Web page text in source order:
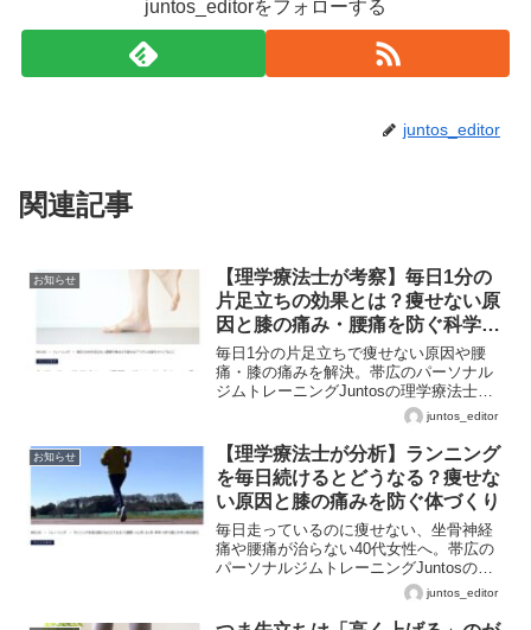
juntos_editorをフォローする
juntos_editor
関連記事
お知らせ
【理学療法士が考察】毎日1分の
片足立ちの効果とは？痩せない原
因と膝の痛み・腰痛を防ぐ科学的
アプローチ
毎日1分の片足立ちで痩せない原因や腰
痛・膝の痛みを解決。帯広のパーソナル
ジムトレーニングJuntosの理学療法士
が、40代女性や初心者の運動効率を高め
て一生歩ける体をつくる方法を解説。音
更、幕別、札内、芽室など十勝エリアで
ジムを比較検討中の方へ。
juntos_editor
お知らせ
【理学療法士が分析】ランニング
を毎日続けるとどうなる？痩せな
い原因と膝の痛みを防ぐ体づくり
毎日走っているのに痩せない、坐骨神経
痛や腰痛が治らない40代女性へ。帯広の
パーソナルジムトレーニングJuntosの理
学療法士が、運動効率を高めて一生歩け
る体をつくる方法を解説。十勝エリアで
ジムを比較検討中の方へ。
juntos_editor